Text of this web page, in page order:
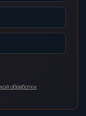
обработки